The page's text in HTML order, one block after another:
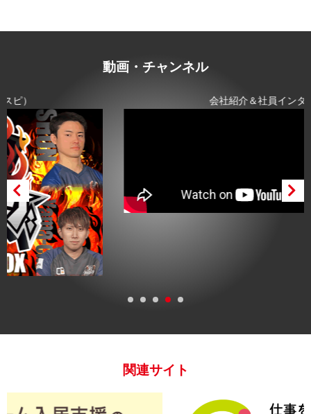
動画・チャンネル
会社紹介＆社員インタビュー
関連サイト